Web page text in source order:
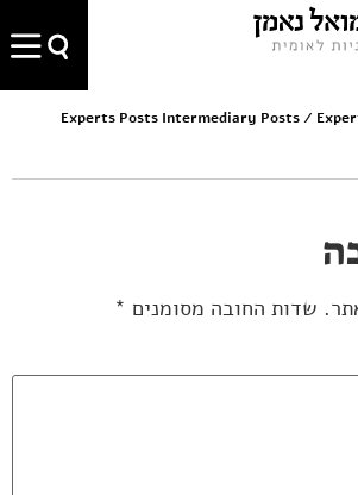
Experts Posts Intermediary Posts/
שדות החובה מסומנים *